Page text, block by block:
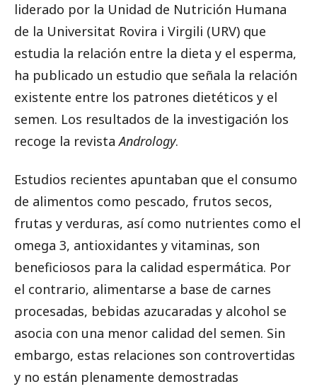
liderado por la Unidad de Nutrición Humana
de la Universitat Rovira i Virgili (URV) que
estudia la relación entre la dieta y el esperma,
ha publicado un estudio que señala la relación
existente entre los patrones dietéticos y el
semen. Los resultados de la investigación los
recoge la revistaAndrology.
Estudios recientes apuntaban que el consumo
de alimentos como pescado, frutos secos,
frutas y verduras, así como nutrientes como el
omega 3, antioxidantes y vitaminas, son
beneficiosos para la calidad espermática. Por
el contrario, alimentarse a base de carnes
procesadas, bebidas azucaradas y alcohol se
asocia con una menor calidad del semen. Sin
embargo, estas relaciones son controvertidas
y no están plenamente demostradas